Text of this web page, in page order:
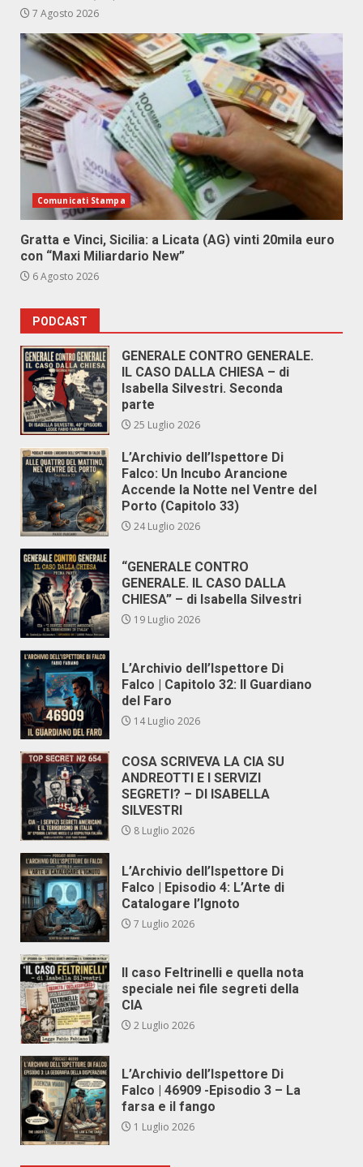
7 Agosto 2026
Comunicati Stampa
Gratta e Vinci, Sicilia: a Licata (AG) vinti 20mila euro
con “Maxi Miliardario New”
6 Agosto 2026
PODCAST
GENERALE CONTRO GENERALE.
IL CASO DALLA CHIESA – di
Isabella Silvestri. Seconda
parte
25 Luglio 2026
L’Archivio dell’Ispettore Di
Falco: Un Incubo Arancione
Accende la Notte nel Ventre del
Porto (Capitolo 33)
24 Luglio 2026
“GENERALE CONTRO
GENERALE. IL CASO DALLA
CHIESA” – di Isabella Silvestri
19 Luglio 2026
L’Archivio dell’Ispettore Di
Falco | Capitolo 32: Il Guardiano
del Faro
14 Luglio 2026
COSA SCRIVEVA LA CIA SU
ANDREOTTI E I SERVIZI
SEGRETI? – DI ISABELLA
SILVESTRI
8 Luglio 2026
L’Archivio dell’Ispettore Di
Falco | Episodio 4: L’Arte di
Catalogare l’Ignoto
7 Luglio 2026
Il caso Feltrinelli e quella nota
speciale nei file segreti della
CIA
2 Luglio 2026
L’Archivio dell’Ispettore Di
Falco | 46909 -Episodio 3 – La
farsa e il fango
1 Luglio 2026